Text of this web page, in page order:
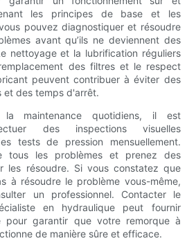
les principes de base et les
pouvez diagnostiquer et résoudre
avant qu’ils ne deviennent des
nettoyage et la lubrification réguliers
des filtres et le respect
peuvent contribuer à éviter des
et des temps d'arrêt.
maintenance quotidiens, il est
des inspections visuelles
tests de pression mensuellement.
tous les problèmes et prenez des
les résoudre. Si vous constatez que
à résoudre le problème vous-même,
un professionnel. Contacter le
en hydraulique peut fournir
pour garantir que votre remorque à
de manière sûre et efficace.